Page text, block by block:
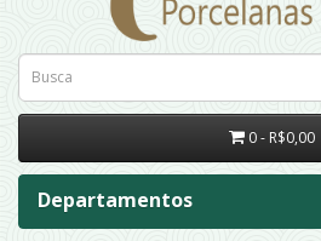
0 - R$0,00
Departamentos